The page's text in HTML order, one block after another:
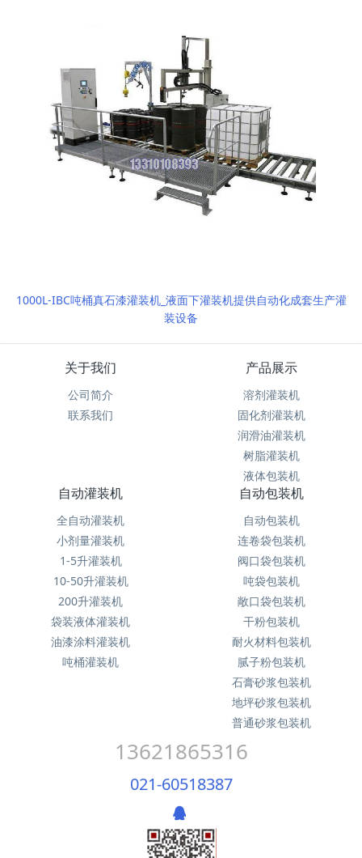
1000L-IBC吨桶真石漆灌装机_液面下灌装机提供自动化成套生产灌
装设备
关于我们
公司简介
联系我们
产品展示
溶剂灌装机
固化剂灌装机
润滑油灌装机
树脂灌装机
液体包装机
自动灌装机
全自动灌装机
小剂量灌装机
1-5升灌装机
10-50升灌装机
200升灌装机
袋装液体灌装机
油漆涂料灌装机
吨桶灌装机
自动包装机
自动包装机
连卷袋包装机
阀口袋包装机
吨袋包装机
敞口袋包装机
干粉包装机
耐火材料包装机
腻子粉包装机
石膏砂浆包装机
地坪砂浆包装机
普通砂浆包装机
13621865316
021-60518387